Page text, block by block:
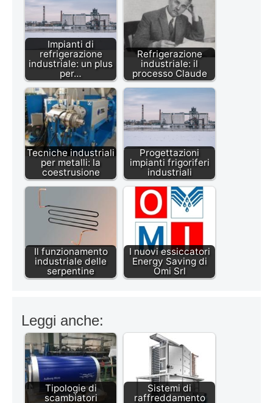
Impianti di
refrigerazione
industriale: un plus
per…
Refrigerazione
industriale: il
processo Claude
Tecniche industriali
per metalli: la
coestrusione
Progettazioni
impianti frigoriferi
industriali
Il funzionamento
industriale delle
serpentine
I nuovi essiccatori
Energy Saving di
Omi Srl
Leggi anche:
Tipologie di
scambiatori
Sistemi di
raffreddamento